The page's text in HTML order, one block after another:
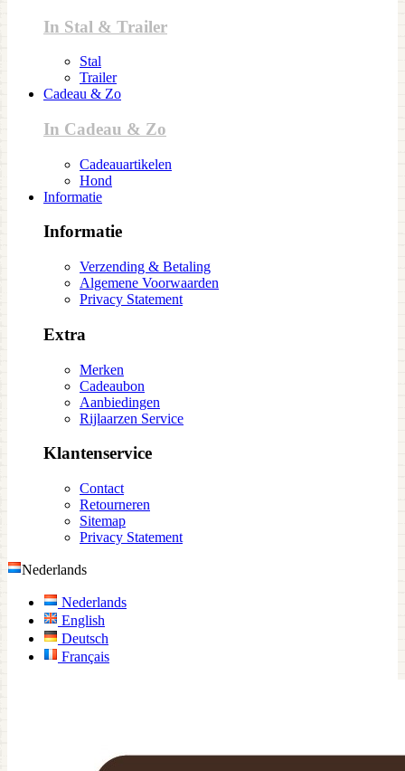
In Stal & Trailer
Stal
Trailer
Cadeau & Zo
In Cadeau & Zo
Cadeauartikelen
Hond
Informatie
Informatie
Verzending & Betaling
Algemene Voorwaarden
Privacy Statement
Extra
Merken
Cadeaubon
Aanbiedingen
Rijlaarzen Service
Klantenservice
Contact
Retourneren
Sitemap
Privacy Statement
Nederlands
Nederlands
English
Deutsch
Français